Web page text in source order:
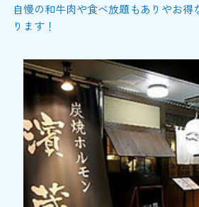
自慢の和牛肉や食べ放題もありやお得
ります！